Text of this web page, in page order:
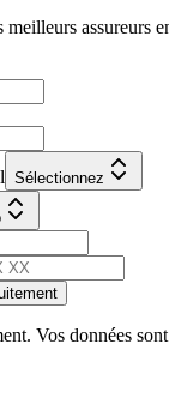
meilleurs assureurs
Sélectionnez
Vos données